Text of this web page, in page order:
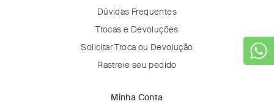
Dúvidas Frequentes
Trocas e Devoluções
Solicitar Troca ou Devolução
Rastreie seu pedido
Minha Conta